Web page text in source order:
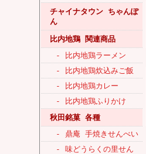
チャイナタウン ちゃんぽ
ん
比内地鶏 関連商品
- 比内地鶏ラーメン
- 比内地鶏炊込みご飯
- 比内地鶏カレー
- 比内地鶏ふりかけ
秋田銘菓 各種
- 鼎庵 手焼きせんべい
- 味どうらくの里せん